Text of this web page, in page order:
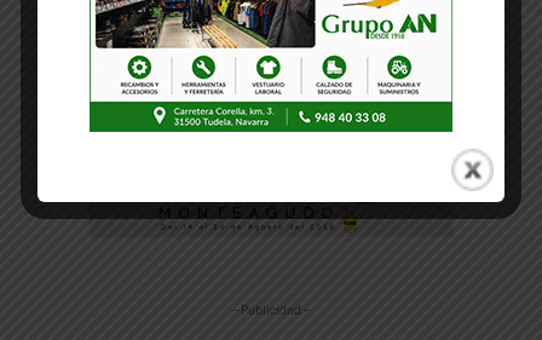
-- Publicidad --